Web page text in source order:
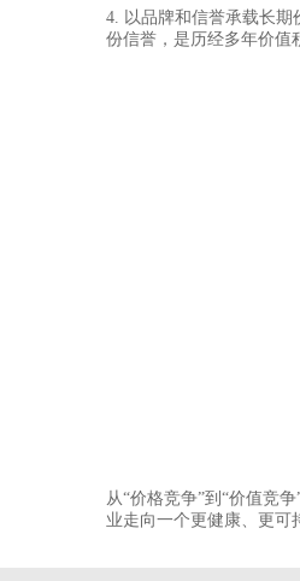
4. 以品牌和信誉承载长
份信誉，是历经多年价值
从“价格竞争”到“价值竞
业走向一个更健康、更可